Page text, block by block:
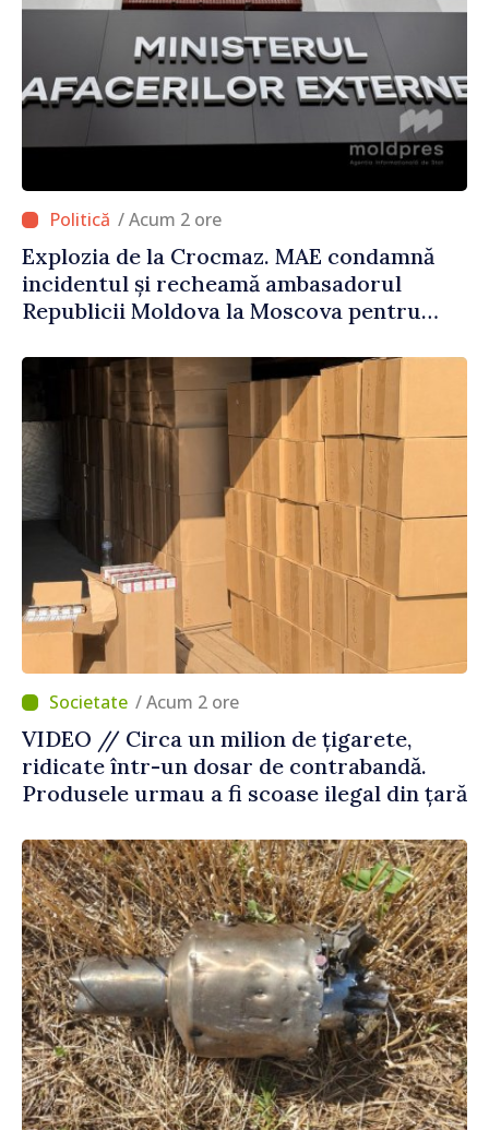
/ Acum 2 ore
Explozia de la Crocmaz. MAE condamnă
incidentul și recheamă ambasadorul
Republicii Moldova la Moscova pentru
/ Acum 2 ore
VIDEO // Circa un milion de țigarete,
ridicate într-un dosar de contrabandă.
Produsele urmau a fi scoase ilegal din țară